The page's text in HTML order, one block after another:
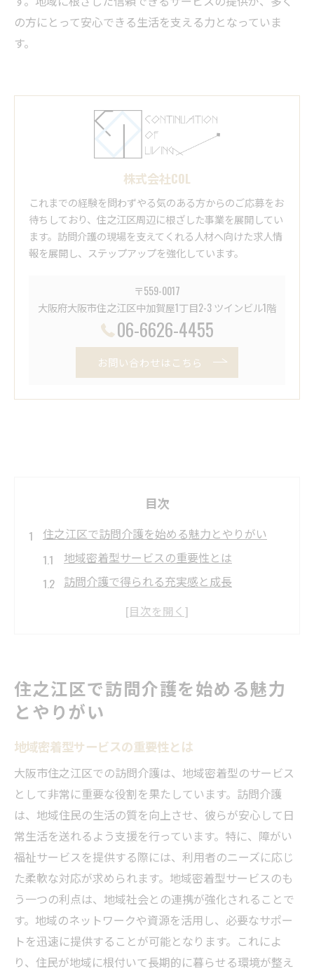
の方にとって安心できる生活を支える力となっていま
す。
株式会社COL
これまでの経験を問わずやる気のある方からのご応募をお
待ちしており、住之江区周辺に根ざした事業を展開してい
ます。訪問介護の現場を支えてくれる人材へ向けた求人情
報を展開し、ステップアップを強化しています。
〒559-0017
大阪府大阪市住之江区中加賀屋1丁目2-3 ツインビル1階
06-6626-4455
お問い合わせはこちら
目次
住之江区で訪問介護を始める魅力とやりがい
地域密着型サービスの重要性とは
訪問介護で得られる充実感と成長
利用者との信頼関係の築き方
住之江区でのキャリアパスとは
訪問介護の現場から見た大阪市の障がい福祉サ
ービス
大阪市の障がい福祉サービスの現状
住之江区の訪問介護が果たす役割
サービス向上に向けた取り組み
利用者に合わせた柔軟な対応とは
地域支援ネットワークの重要性
障がい福祉サービスの未来予測
住之江区での訪問介護ヘルパーの給料事情と
は？
給料の相場と実態
給料アップを目指す方法
住之江区で訪問介護を始める魅力
とやりがい
地域密着型サービスの重要性とは
大阪市住之江区での訪問介護は、地域密着型のサービス
として非常に重要な役割を果たしています。訪問介護
は、地域住民の生活の質を向上させ、彼らが安心して日
常生活を送れるよう支援を行っています。特に、障がい
福祉サービスを提供する際には、利用者のニーズに応じ
た柔軟な対応が求められます。地域密着型サービスのも
う一つの利点は、地域社会との連携が強化されることで
す。地域のネットワークや資源を活用し、必要なサポー
トを迅速に提供することが可能となります。これによ
り、住民が地域に根付いて長期的に暮らせる環境が整え